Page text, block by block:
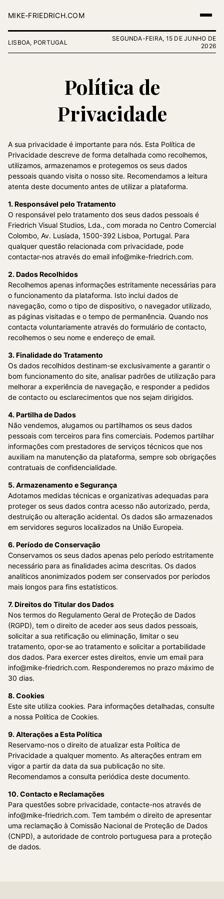
MIKE-FRIEDRICH.COM
LISBOA, PORTUGAL
SEGUNDA-FEIRA, 15 DE JUNHO DE
2026
Política de
Privacidade
A sua privacidade é importante para nós. Esta Política de
Privacidade descreve de forma detalhada como recolhemos,
utilizamos, armazenamos e protegemos os seus dados
pessoais quando visita o nosso site. Recomendamos a leitura
atenta deste documento antes de utilizar a plataforma.
1. Responsável pelo Tratamento
O responsável pelo tratamento dos seus dados pessoais é
Friedrich Visual Studios, Lda., com morada no Centro Comercial
Colombo, Av. Lusíada, 1500-392 Lisboa, Portugal. Para
qualquer questão relacionada com privacidade, pode
contactar-nos através do email info@mike-friedrich.com.
2. Dados Recolhidos
Recolhemos apenas informações estritamente necessárias para
o funcionamento da plataforma. Isto inclui dados de
navegação, como o tipo de dispositivo, o navegador utilizado,
as páginas visitadas e o tempo de permanência. Quando nos
contacta voluntariamente através do formulário de contacto,
recolhemos o seu nome e endereço de email.
3. Finalidade do Tratamento
Os dados recolhidos destinam-se exclusivamente a garantir o
bom funcionamento do site, analisar padrões de utilização para
melhorar a experiência de navegação, e responder a pedidos
de contacto ou esclarecimentos que nos sejam dirigidos.
4. Partilha de Dados
Não vendemos, alugamos ou partilhamos os seus dados
pessoais com terceiros para fins comerciais. Podemos partilhar
informações com prestadores de serviços técnicos que nos
auxiliam na manutenção da plataforma, sempre sob obrigações
contratuais de confidencialidade.
5. Armazenamento e Segurança
Adotamos medidas técnicas e organizativas adequadas para
proteger os seus dados contra acesso não autorizado, perda,
destruição ou alteração acidental. Os dados são armazenados
em servidores seguros localizados na União Europeia.
6. Período de Conservação
Conservamos os seus dados apenas pelo período estritamente
necessário para as finalidades acima descritas. Os dados
analíticos anonimizados podem ser conservados por períodos
mais longos para fins estatísticos.
7. Direitos do Titular dos Dados
Nos termos do Regulamento Geral de Proteção de Dados
(RGPD), tem o direito de aceder aos seus dados pessoais,
solicitar a sua retificação ou eliminação, limitar o seu
tratamento, opor-se ao tratamento e solicitar a portabilidade
dos dados. Para exercer estes direitos, envie um email para
info@mike-friedrich.com. Responderemos no prazo máximo de
30 dias.
8. Cookies
Este site utiliza cookies. Para informações detalhadas, consulte
a nossa Política de Cookies.
9. Alterações a Esta Política
Reservamo-nos o direito de atualizar esta Política de
Privacidade a qualquer momento. As alterações entram em
vigor a partir da data da sua publicação no site.
Recomendamos a consulta periódica deste documento.
10. Contacto e Reclamações
Para questões sobre privacidade, contacte-nos através de
info@mike-friedrich.com. Tem também o direito de apresentar
uma reclamação à Comissão Nacional de Proteção de Dados
(CNPD), a autoridade de controlo portuguesa para a proteção
de dados.